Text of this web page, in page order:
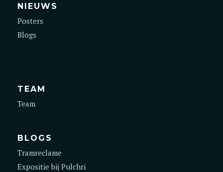
NIEUWS
Posters
Blogs
TEAM
Team
BLOGS
Tramreclame
Expositie bij Pulchri